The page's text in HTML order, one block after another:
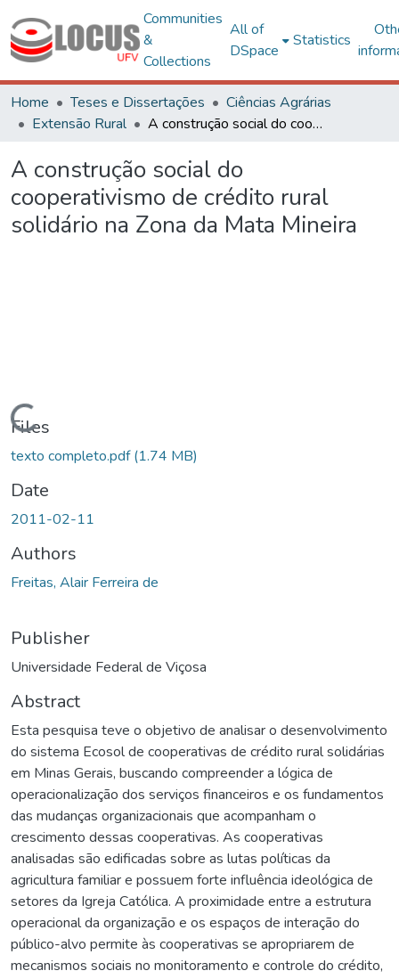
Communities
&
Collections
All of
DSpace
Statistics
Home Teses e Dissertações
Ciências Agrárias
Extensão Rural
A construção social do cooperativismo de crédito rural solidário na Zona da Mata Mineira
A construção social do
cooperativismo de crédito rural
solidário na Zona da Mata Mineira
Files
texto completo.pdf(1.74 MB)
Date
2011-02-11
Authors
Freitas, Alair Ferreira de
Publisher
Universidade Federal de Viçosa
Abstract
Esta pesquisa teve o objetivo de analisar o desenvolvimento
do sistema Ecosol de cooperativas de crédito rural solidárias
em Minas Gerais, buscando compreender a lógica de
operacionalização dos serviços financeiros e os fundamentos
das mudanças organizacionais que acompanham o
crescimento dessas cooperativas. As cooperativas
analisadas são edificadas sobre as lutas políticas da
agricultura familiar e possuem forte influência ideológica de
setores da Igreja Católica. A proximidade entre a estrutura
operacional da organização e os espaços de interação do
público-alvo permite às cooperativas se apropriarem de
mecanismos sociais no monitoramento e controle do crédito,